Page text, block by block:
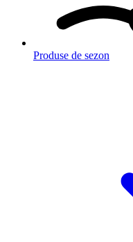
Produse de sezon